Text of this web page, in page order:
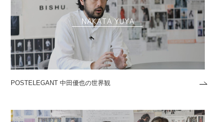
POSTELEGANT 中田優也の世界観